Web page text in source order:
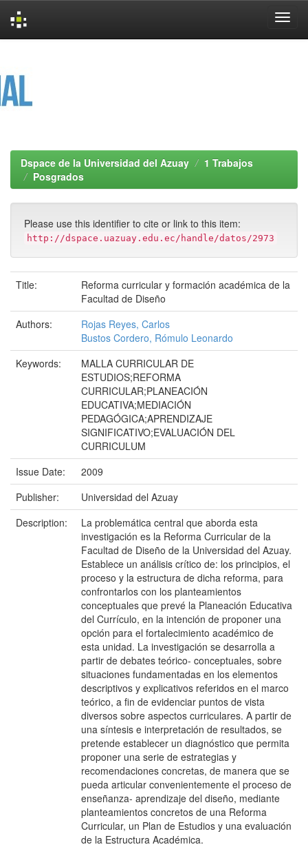
Dspace de la Universidad del Azuay
1 Trabajos
Posgrados
Please use this identifier to cite or link to this item:
http://dspace.uazuay.edu.ec/handle/datos/2973
Title:
Reforma curricular y formación académica de la
Facultad de Diseño
Authors:
Rojas Reyes, Carlos
Bustos Cordero, Rómulo Leonardo
Keywords:
MALLA CURRICULAR DE
ESTUDIOS;REFORMA
CURRICULAR;PLANEACIÓN
EDUCATIVA;MEDIACIÓN
PEDAGÓGICA;APRENDIZAJE
SIGNIFICATIVO;EVALUACIÓN DEL
CURRICULUM
Issue Date:
2009
Publisher:
Universidad del Azuay
Description:
La problemática central que aborda esta
investigación es la Reforma Curricular de la
Facultad de Diseño de la Universidad del Azuay.
Establece un análisis crítico de: los principios, el
proceso y la estructura de dicha reforma, para
confrontarlos con los planteamientos
conceptuales que prevé la Planeación Educativa
del Currículo, en la intención de proponer una
opción para el fortalecimiento académico de
esta unidad. La investigación se desarrolla a
partir de debates teórico- conceptuales, sobre
situaciones fundamentadas en los elementos
descriptivos y explicativos referidos en el marco
teórico, a fin de evidenciar puntos de vista
diversos sobre aspectos curriculares. A partir de
una síntesis e interpretación de resultados, se
pretende establecer un diagnóstico que permita
proponer una serie de estrategias y
recomendaciones concretas, de manera que se
pueda articular convenientemente el proceso de
enseñanza- aprendizaje del diseño, mediante
planteamientos concretos de una Reforma
Curricular, un Plan de Estudios y una evaluación
de la Estructura Académica.